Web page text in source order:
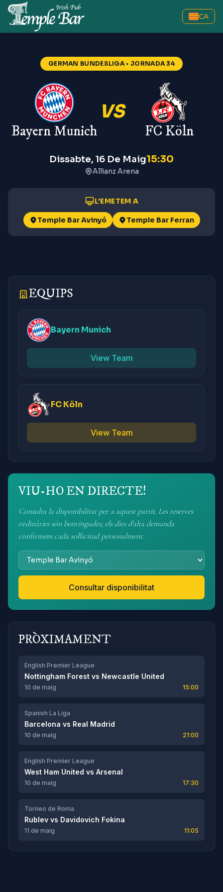
CA
GERMAN BUNDESLIGA • JORNADA 34
Bayern Munich
VS
FC Köln
Dissabte, 16 De Maig15:30
Allianz Arena
L'EMETEM A
Temple Bar Avinyó Temple Bar Ferran
EQUIPS
Bayern Munich
View Team
FC Köln
View Team
VIU-HO EN DIRECTE!
Consulta la disponibilitat per a aquest partit. Les reserves
ordinàries són benvingudes; els dies d'alta demanda
confirmem cada sol·licitud personalment.
Consultar disponibilitat
PRÒXIMAMENT
English Premier League
Nottingham Forest vs Newcastle United
10 de maig 15:00
Spanish La Liga
Barcelona vs Real Madrid
10 de maig 21:00
English Premier League
West Ham United vs Arsenal
10 de maig 17:30
Torneo de Roma
Rublev vs Davidovich Fokina
11 de maig 11:05